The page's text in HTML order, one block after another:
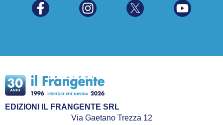
EDIZIONI IL FRANGENTE SRL
Via Gaetano Trezza 12